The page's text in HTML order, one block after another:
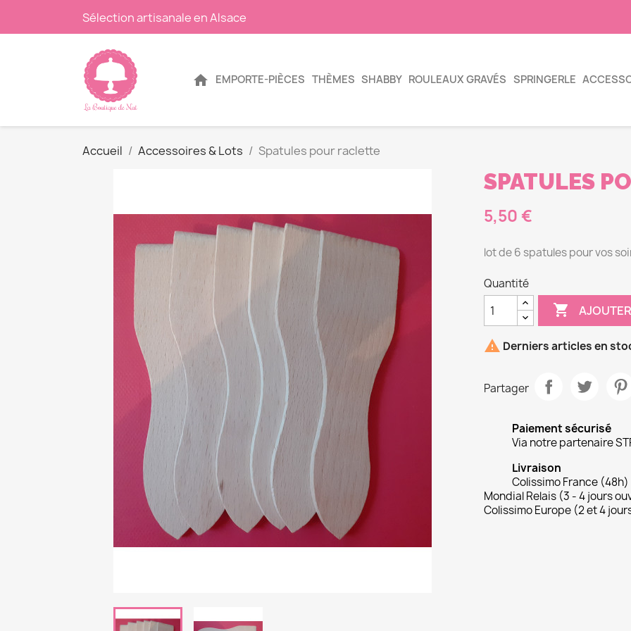
Sélection artisanale en Alsace
home EMPORTE-PIÈCES THÈMES SHABBY ROULEAUX GRAVÉS SPRINGERLE
Accueil Accessoires & Lots Spatules pour raclette
SPATULES
5,50 €
lot de 6 spatules pour vos
Quantité

 Derniers articles en
Partager
Paiement sécurisé
Via notre partenaire
Livraison
Colissimo France (48h)
Mondial Relais (3 - 4 jours
Colissimo Europe (2 et 4